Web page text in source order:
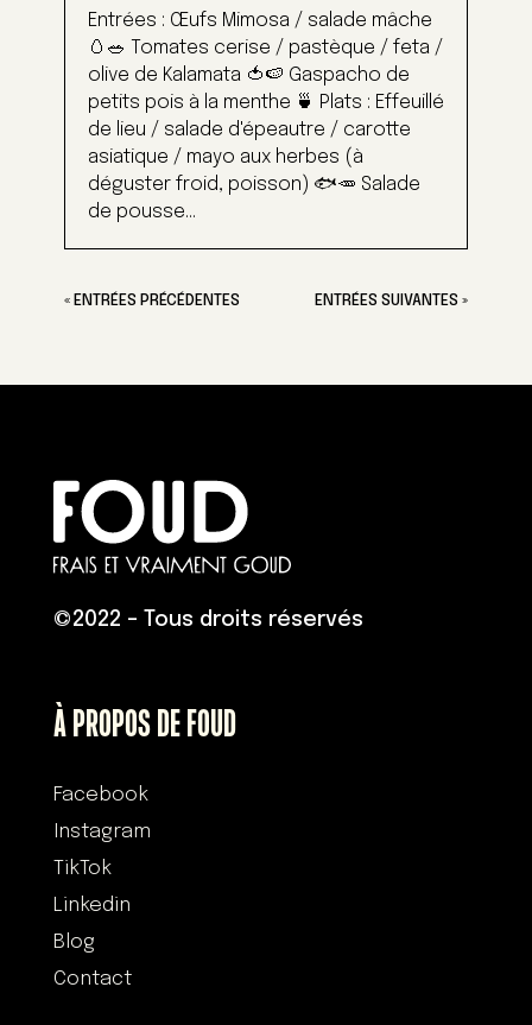
Entrées : Œufs Mimosa / salade mâche
🥚🥗 Tomates cerise / pastèque / feta /
olive de Kalamata 🍅🍉 Gaspacho de
petits pois à la menthe 🍵 Plats : Effeuillé
de lieu / salade d'épeautre / carotte
asiatique / mayo aux herbes (à
déguster froid, poisson) 🐟🥕 Salade
de pousse...
« ENTRÉES PRÉCÉDENTES ENTRÉES SUIVANTES »
©2022 – Tous droits réservés
À PROPOS DE FOUD
Facebook
Instagram
TikTok
Linkedin
Blog
Contact